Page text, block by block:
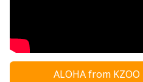
ALOHA from KZOO